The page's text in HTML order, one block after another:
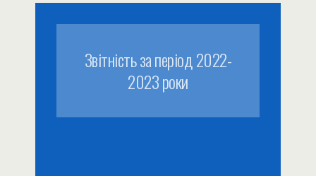
Звітність за період 2022-
2023 роки